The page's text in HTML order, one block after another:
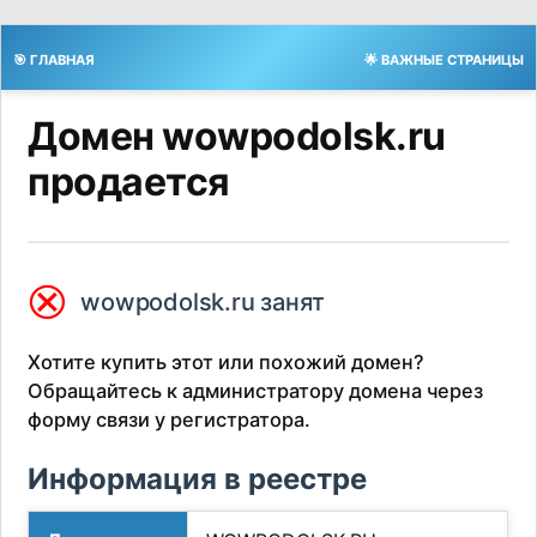
🎯 ГЛАВНАЯ 🌟 ВАЖНЫЕ СТРАНИЦЫ
Домен wowpodolsk.ru
продается
⮿ wowpodolsk.ru занят
Хотите купить этот или похожий домен?
Обращайтесь к администратору домена через
форму связи у регистратора.
Информация в реестре